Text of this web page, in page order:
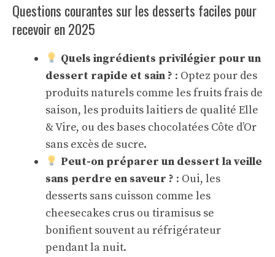
Questions courantes sur les desserts faciles pour
recevoir en 2025
Quels ingrédients privilégier pour un
dessert rapide et sain ? : Optez pour des
produits naturels comme les fruits frais de
saison, les produits laitiers de qualité Elle
& Vire, ou des bases chocolatées Côte d’Or
sans excès de sucre.
Peut-on préparer un dessert la veille
sans perdre en saveur ? : Oui, les
desserts sans cuisson comme les
cheesecakes crus ou tiramisus se
bonifient souvent au réfrigérateur
pendant la nuit.